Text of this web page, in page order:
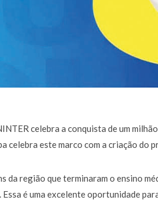
celebra a conquista de um
celebra este marco com a criação do
da região que terminaram o ensino
é uma excelente oportunidade